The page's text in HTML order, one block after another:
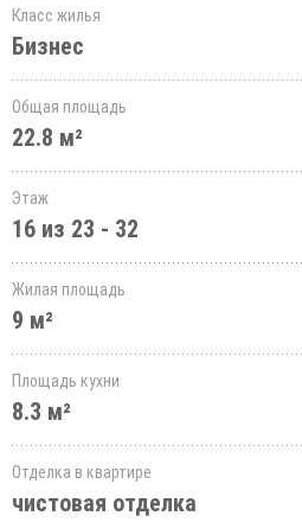
Класс жилья
Бизнес
Общая площадь
22.8 м²
Этаж
16 из 23 - 32
Жилая площадь
9 м²
Площадь кухни
8.3 м²
Отделка в квартире
чистовая отделка